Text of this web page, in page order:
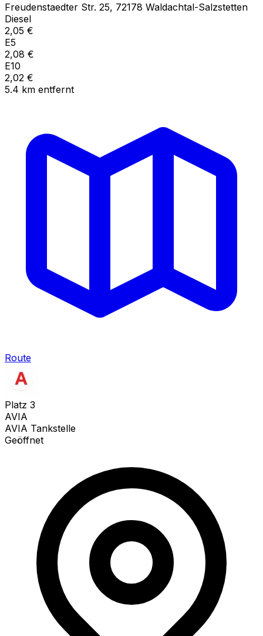
Freudenstaedter Str. 25, 72178 Waldachtal-Salzstetten
Diesel
2,05 €
E5
2,08 €
E10
2,02 €
5.4 km entfernt
Route
Platz 3
AVIA
AVIA Tankstelle
Geöffnet